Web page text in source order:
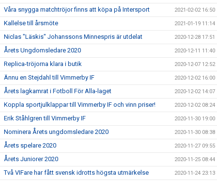
Våra snygga matchtröjor finns att köpa på Intersport 2021-02-02 16:50
Kallelse till årsmöte 2021-01-19 11:14
Niclas "Läskis" Johanssons Minnespris är utdelat 2020-12-28 17:51
Årets Ungdomsledare 2020 2020-12-11 11:40
Replica-tröjorna klara i butik 2020-12-07 12:52
Ännu en Stejdahl till Vimmerby IF 2020-12-02 16:00
Årets lagkamrat i Fotboll För Alla-laget 2020-12-02 14:07
Koppla sportjulklappar till Vimmerby IF och vinn priser! 2020-12-02 08:24
Erik Ståhlgren till Vimmerby IF 2020-11-30 19:00
Nominera Årets ungdomsledare 2020 2020-11-30 08:38
Årets spelare 2020 2020-11-27 09:55
Årets Juniorer 2020 2020-11-25 08:44
Två VIFare har fått svensk idrotts högsta utmärkelse 2020-11-24 23:13